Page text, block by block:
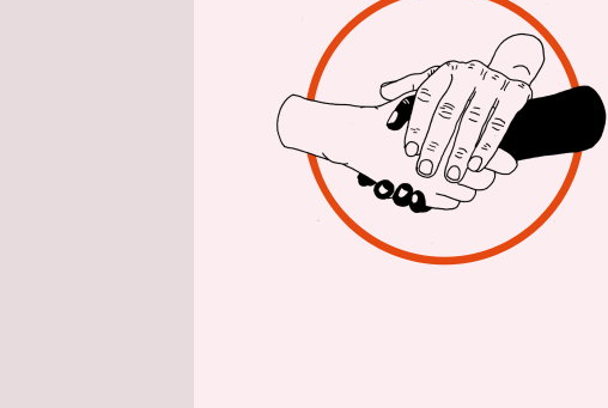
noch nie eine
akzeptiert werden.
Der Bund
„komplette
Begründung
Menschen